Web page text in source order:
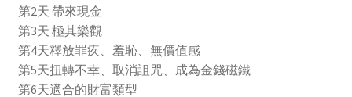
&
Unlock
Your
Miraculous
第2天 帶來現金
第3天 極其樂觀
第4天釋放罪疚、羞恥、無價值感
第5天扭轉不幸、取消詛咒、成為金錢磁鐵
第6天適合的財富類型